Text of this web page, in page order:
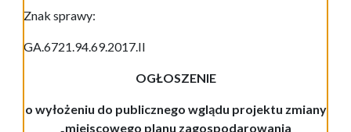
Znak sprawy:
GA.6721.94.69.2017.II
OGŁOSZENIE
o wyłożeniu do publicznego wglądu projektu zmiany
„miejscowego planu zagospodarowania